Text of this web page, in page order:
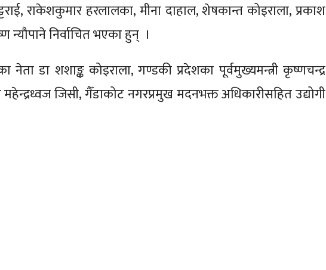
राकेशकुमार हरलालका, मीना दाहाल, शेषकान्त कोइराला, प्रकाश
निर्वाचित भएका हुन् ।
डा शशाङ्क कोइराला, गण्डकी प्रदेशका पूर्वमुख्यमन्त्री कृष्णचन्द्र
जिसी, गैँडाकोट नगरप्रमुख मदनभक्त अधिकारीसहित उद्योगी